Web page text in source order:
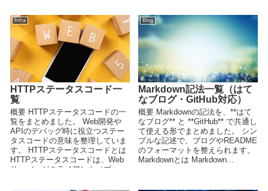
Infra
HTTPステータスコード一
覧
概要 HTTPステータスコードの一
覧をまとめました。 Web開発や
APIのデバッグ時に役立つステー
タスコードの意味を整理していま
す。 HTTPステータスコードとは
HTTPステータスコードは、Web
サーバーがクライアント（ブ...
Blog
Markdown記法一覧（はて
なブログ・GitHub対応）
概要 Markdownの記法を、**はて
なブログ** と **GitHub** で共通し
て使える形でまとめました。 シン
プルな記述で、ブログやREADME
のフォーマットを整えられます。
Markdownとは Markdown...